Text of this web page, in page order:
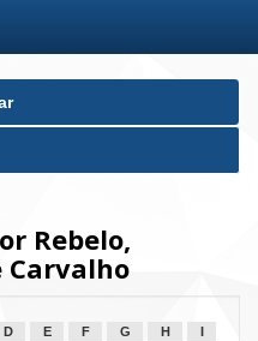
Rebelo,
Carvalho
D E F G H